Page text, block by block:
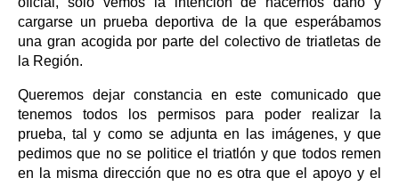
cargarse un prueba deportiva de la que esperábamos
una gran acogida por parte del colectivo de triatletas de
la Región.
Queremos dejar constancia en este comunicado que
tenemos todos los permisos para poder realizar la
prueba, tal y como se adjunta en las imágenes, y que
pedimos que no se politice el triatlón y que todos remen
en la misma dirección que no es otra que el apoyo y el